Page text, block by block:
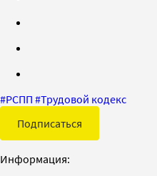
#РСПП #Трудовой кодекс
Подписаться
Информация: